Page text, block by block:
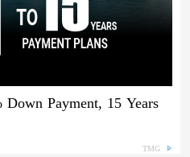
Payment, 15 Years
TMG